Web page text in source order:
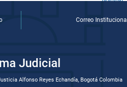
Correo Institucional
Judicial
Alfonso Reyes Echandía, Bogotá Colombia